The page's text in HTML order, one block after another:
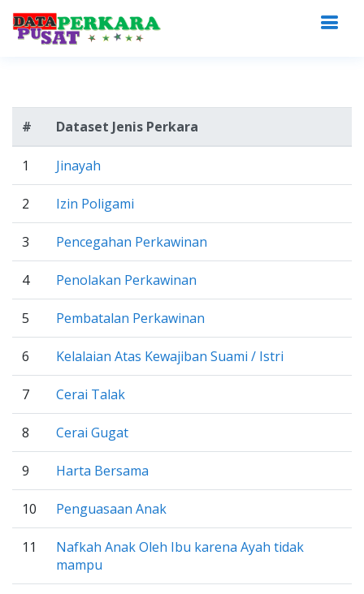
# Dataset Jenis Perkara
1 Jinayah
2 Izin Poligami
3 Pencegahan Perkawinan
4 Penolakan Perkawinan
5 Pembatalan Perkawinan
6 Kelalaian Atas Kewajiban Suami / Istri
7 Cerai Talak
8 Cerai Gugat
9 Harta Bersama
10 Penguasaan Anak
11
Nafkah Anak Oleh Ibu karena Ayah tidak
mampu